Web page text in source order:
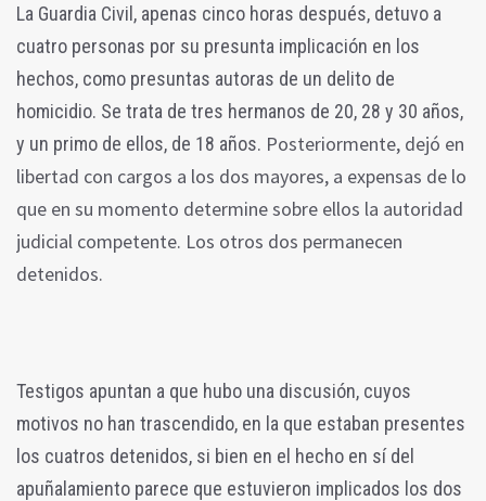
La Guardia Civil, apenas cinco horas después, detuvo a
cuatro personas por su presunta implicación en los
hechos, como presuntas autoras de un delito de
homicidio. Se trata de tres hermanos de 20, 28 y 30 años,
y un primo de ellos, de 18 años. Posteriormente, dejó en
libertad con cargos a los dos mayores, a expensas de lo
que en su momento determine sobre ellos la autoridad
judicial competente. Los otros dos permanecen
detenidos.
Testigos apuntan a que hubo una discusión, cuyos
motivos no han trascendido, en la que estaban presentes
los cuatros detenidos, si bien en el hecho en sí del
apuñalamiento parece que estuvieron implicados los dos